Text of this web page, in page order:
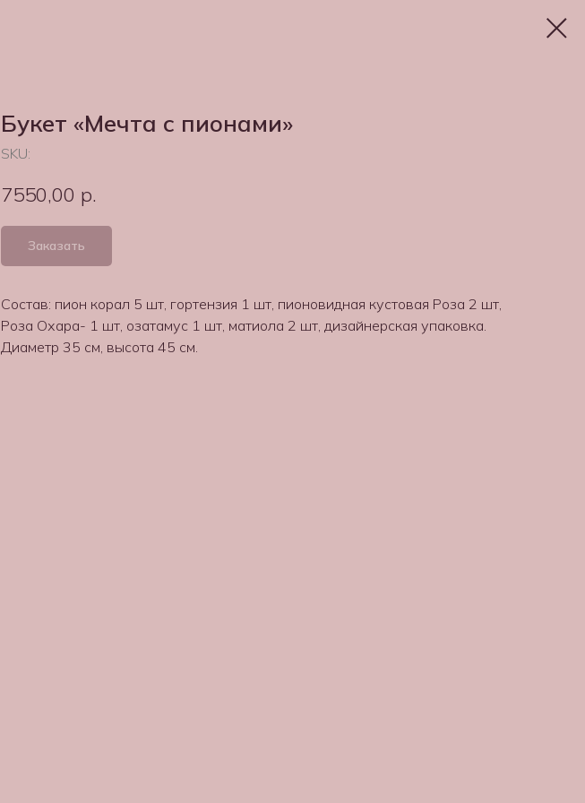
Букет «Мечта с пионами»
SKU:
7550,00 р.
Заказать
Состав: пион корал 5 шт, гортензия 1 шт, пионовидная кустовая Роза 2 шт,
Роза Охара- 1 шт, озатамус 1 шт, матиола 2 шт, дизайнерская упаковка.
Диаметр 35 см, высота 45 см.